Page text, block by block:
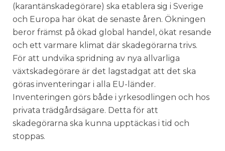
(karantänskadegörare) ska etablera sig i Sverige
och Europa har ökat de senaste åren. Ökningen
beror främst på ökad global handel, ökat resande
och ett varmare klimat där skadegörarna trivs.
För att undvika spridning av nya allvarliga
växtskadegörare är det lagstadgat att det ska
göras inventeringar i alla EU-länder.
Inventeringen görs både i yrkesodlingen och hos
privata trädgårdsägare. Detta för att
skadegörarna ska kunna upptäckas i tid och
stoppas.